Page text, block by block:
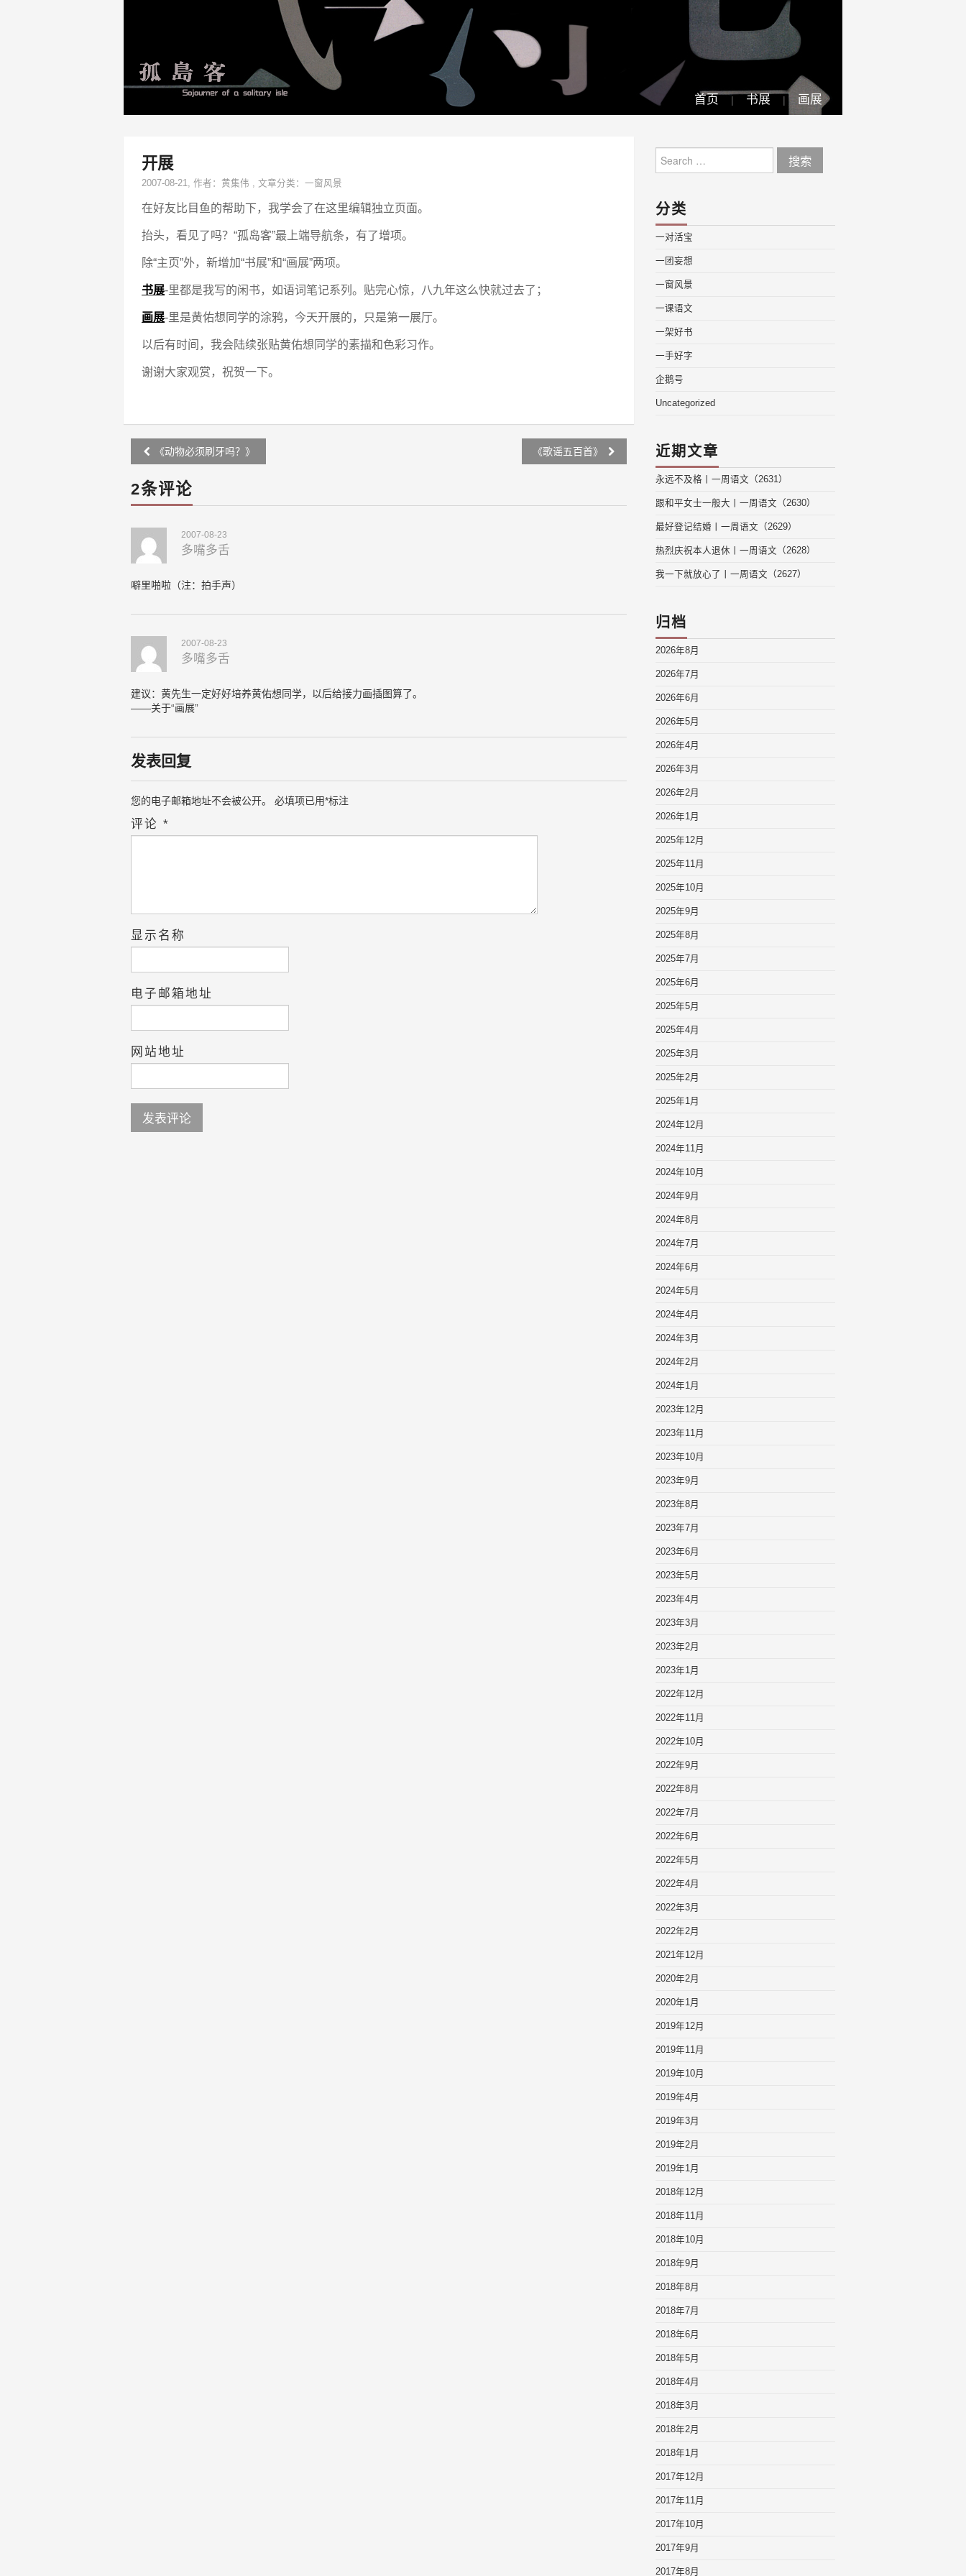
首页 书展 画展
开展
2007-08-21, 作者： 黄集伟 , 文章分类： 一窗风景
在好友比目鱼的帮助下，我学会了在这里编辑独立页面。
抬头，看见了吗？“孤岛客”最上端导航条，有了增项。
除“主页”外，新增加“书展”和“画展”两项。
书展-里都是我写的闲书，如语词笔记系列。贴完心惊，八九年这么快就过去了；
画展-里是黄佑想同学的涂鸦，今天开展的，只是第一展厅。
以后有时间，我会陆续张贴黄佑想同学的素描和色彩习作。
谢谢大家观赏，祝贺一下。
Post
navigation
《动物必须刷牙吗？》 《歌谣五百首》
2条评论
2007-08-23
多嘴多舌
噼里啪啦（注：拍手声）
2007-08-23
多嘴多舌
建议：黄先生一定好好培养黄佑想同学，以后给接力画插图算了。
——关于“画展”
发表回复
您的电子邮箱地址不会被公开。 必填项已用*标注
评论 *
显示名称
电子邮箱地址
网站地址
for:
分类
一对活宝
一团妄想
一窗风景
一课语文
一架好书
一手好字
企鹅号
Uncategorized
近期文章
永远不及格丨一周语文（2631）
跟和平女士一般大丨一周语文（2630）
最好登记结婚丨一周语文（2629）
热烈庆祝本人退休丨一周语文（2628）
我一下就放心了丨一周语文（2627）
归档
2026年8月
2026年7月
2026年6月
2026年5月
2026年4月
2026年3月
2026年2月
2026年1月
2025年12月
2025年11月
2025年10月
2025年9月
2025年8月
2025年7月
2025年6月
2025年5月
2025年4月
2025年3月
2025年2月
2025年1月
2024年12月
2024年11月
2024年10月
2024年9月
2024年8月
2024年7月
2024年6月
2024年5月
2024年4月
2024年3月
2024年2月
2024年1月
2023年12月
2023年11月
2023年10月
2023年9月
2023年8月
2023年7月
2023年6月
2023年5月
2023年4月
2023年3月
2023年2月
2023年1月
2022年12月
2022年11月
2022年10月
2022年9月
2022年8月
2022年7月
2022年6月
2022年5月
2022年4月
2022年3月
2022年2月
2021年12月
2020年2月
2020年1月
2019年12月
2019年11月
2019年10月
2019年4月
2019年3月
2019年2月
2019年1月
2018年12月
2018年11月
2018年10月
2018年9月
2018年8月
2018年7月
2018年6月
2018年5月
2018年4月
2018年3月
2018年2月
2018年1月
2017年12月
2017年11月
2017年10月
2017年9月
2017年8月